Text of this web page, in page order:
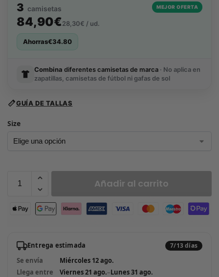
3 camisetas MEJOR OFERTA
84,90€28,30€ / ud.
Ahorras€34.80
Combina diferentes camisetas de marca · No aplica en
zapatillas, camisetas de fútbol ni gafas de sol
GUÍA DE TALLAS
Size
Añadir al carrito
Entrega estimada 7/13 días
Se envía
Miércoles 12 ago.
Llega entre
Viernes 21 ago.–Lunes 31 ago.